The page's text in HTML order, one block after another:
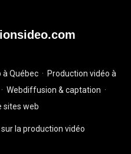
à Québec · Production vidéo à
· Webdiffusion & captation ·
sites web
la production vidéo